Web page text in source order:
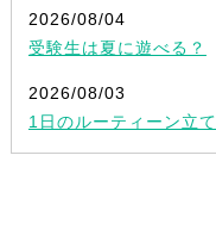
2026/08/04
受験生は夏に遊べる？
2026/08/03
1日のルーティーン立て